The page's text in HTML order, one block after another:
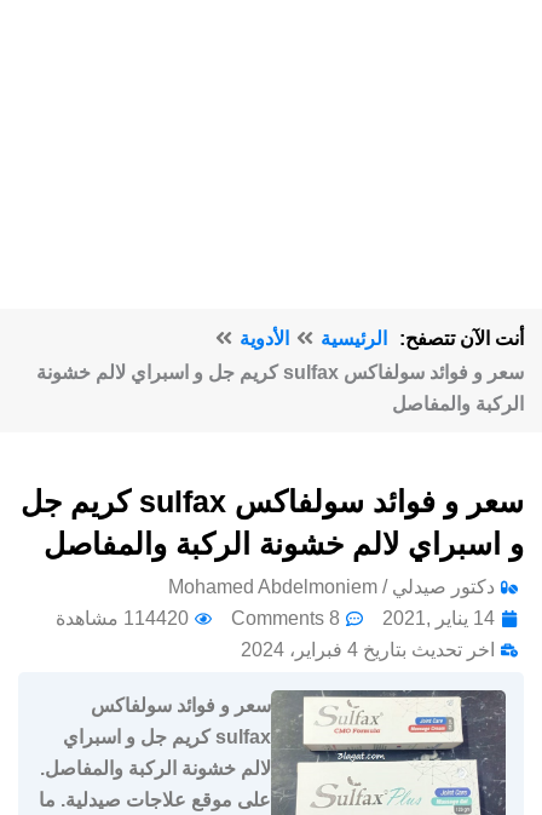
أنت الآن تتصفح: الرئيسية
الأدوية
سعر و فوائد سولفاكس sulfax كريم جل و اسبراي لالم خشونة
الركبة والمفاصل
سعر و فوائد سولفاكس sulfax كريم جل
و اسبراي لالم خشونة الركبة والمفاصل
دكتور صيدلي / Mohamed Abdelmoniem
14 يناير ,2021
8 Comments
114420 مشاهدة
اخر تحديث بتاريخ 4 فبراير، 2024
سعر و فوائد سولفاكس
sulfax كريم جل و اسبراي
لالم خشونة الركبة والمفاصل.
على موقع علاجات صيدلية. ما